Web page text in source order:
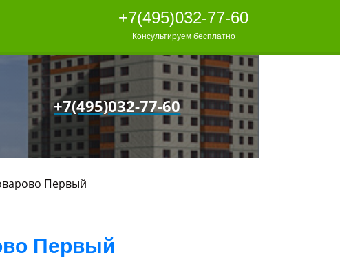
+7(495)032-77-60
Консультируем бесплатно
+7(495)032-77-60
Первый
Первый